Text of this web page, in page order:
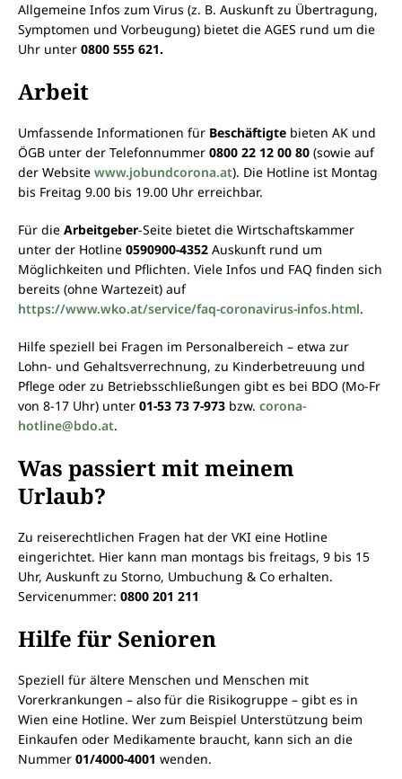
Allgemeine Infos zum Virus (z. B. Auskunft zu Übertragung,
Symptomen und Vorbeugung) bietet die AGES rund um die
Uhr unter 0800 555 621.
Arbeit
Umfassende Informationen für Beschäftigte bieten AK und
ÖGB unter der Telefonnummer 0800 22 12 00 80 (sowie auf
der Website www.jobundcorona.at). Die Hotline ist Montag
bis Freitag 9.00 bis 19.00 Uhr erreichbar.
Für die Arbeitgeber-Seite bietet die Wirtschaftskammer
unter der Hotline 0590900-4352 Auskunft rund um
Möglichkeiten und Pflichten. Viele Infos und FAQ finden sich
bereits (ohne Wartezeit) auf
https://www.wko.at/service/faq-coronavirus-infos.html.
Hilfe speziell bei Fragen im Personalbereich – etwa zur
Lohn- und Gehaltsverrechnung, zu Kinderbetreuung und
Pflege oder zu Betriebsschließungen gibt es bei BDO (Mo-Fr
von 8-17 Uhr) unter 01-53 73 7-973 bzw. corona-
hotline@bdo.at.
Was passiert mit meinem
Urlaub?
Zu reiserechtlichen Fragen hat der VKI eine Hotline
eingerichtet. Hier kann man montags bis freitags, 9 bis 15
Uhr, Auskunft zu Storno, Umbuchung & Co erhalten.
Servicenummer: 0800 201 211
Hilfe für Senioren
Speziell für ältere Menschen und Menschen mit
Vorerkrankungen – also für die Risikogruppe – gibt es in
Wien eine Hotline. Wer zum Beispiel Unterstützung beim
Einkaufen oder Medikamente braucht, kann sich an die
Nummer 01/4000-4001 wenden.